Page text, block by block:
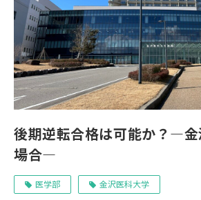
後期逆転合格は可能か？―
場合―
医学部 金沢医科大学